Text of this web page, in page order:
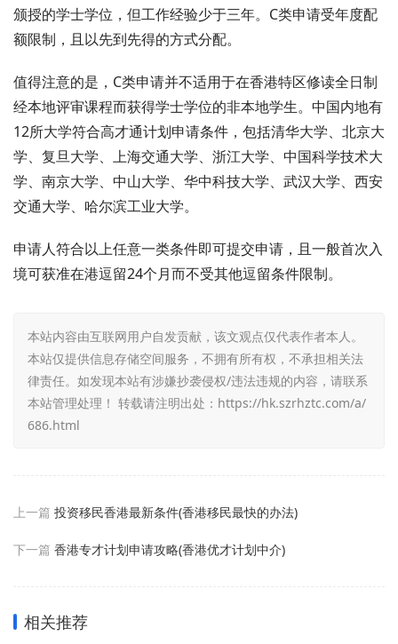
颁授的学士学位，但工作经验少于三年。C类申请受年度配
额限制，且以先到先得的方式分配。
值得注意的是，C类申请并不适用于在香港特区修读全日制
经本地评审课程而获得学士学位的非本地学生。中国内地有
12所大学符合高才通计划申请条件，包括清华大学、北京大
学、复旦大学、上海交通大学、浙江大学、中国科学技术大
学、南京大学、中山大学、华中科技大学、武汉大学、西安
交通大学、哈尔滨工业大学。
申请人符合以上任意一类条件即可提交申请，且一般首次入
境可获准在港逗留24个月而不受其他逗留条件限制。
本站内容由互联网用户自发贡献，该文观点仅代表作者本人。
本站仅提供信息存储空间服务，不拥有所有权，不承担相关法
律责任。如发现本站有涉嫌抄袭侵权/违法违规的内容，请联系
本站管理处理！ 转载请注明出处： https://hk.szrhztc.com/a/
686.html
上一篇 投资移民香港最新条件(香港移民最快的办法)
下一篇 香港专才计划申请攻略(香港优才计划中介)
相关推荐